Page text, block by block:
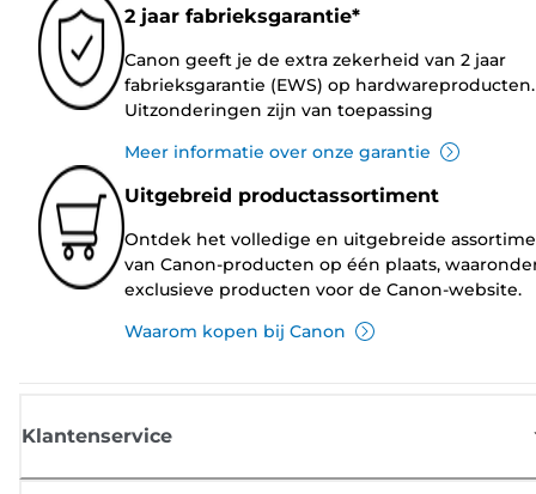
2 jaar fabrieksgarantie*
Canon geeft je de extra zekerheid van 2 jaar
fabrieksgarantie (EWS) op hardwareproducten.
Uitzonderingen zijn van toepassing
Meer informatie over onze garantie
Uitgebreid productassortiment
Ontdek het volledige en uitgebreide
van Canon-producten op één plaats,
exclusieve producten voor de Canon-website.
Waarom kopen bij Canon
Klantenservice